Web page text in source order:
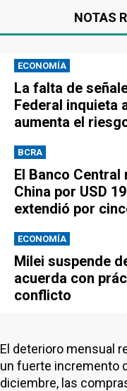
NOTAS
ECONOMÍA
La falta de
Federal inquieta
aumenta el
BCRA
El Banco
China por USD
extendió por
ECONOMÍA
Milei suspende
acuerda con
conflicto
El deterioro mensual
un fuerte incremento
diciembre, las